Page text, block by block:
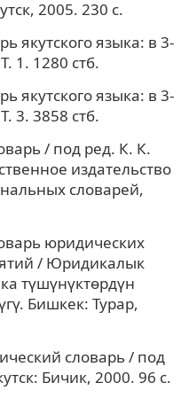
2005. 230 с.
якутского языка: в 3-
1. 1280 стб.
якутского языка: в 3-
3. 3858 стб.
/ под ред. К. К.
издательство
словарей,
юридических
/ Юридикалык
түшүнүктөрдүн
Бишкек: Турар,
словарь / под
Бичик, 2000. 96 с.